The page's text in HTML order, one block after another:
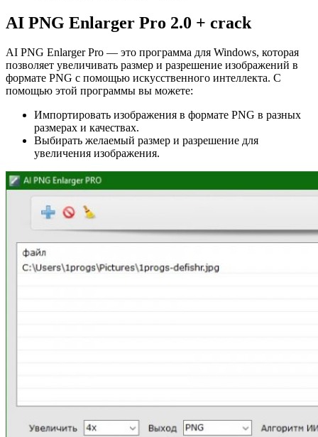
AI PNG Enlarger Pro 2.0 + crack
AI PNG Enlarger Pro — это программа для Windows, которая
позволяет увеличивать размер и разрешение изображений в
формате PNG с помощью искусственного интеллекта. С
помощью этой программы вы можете:
Импортировать изображения в формате PNG в разных
размерах и качествах.
Выбирать желаемый размер и разрешение для
увеличения изображения.